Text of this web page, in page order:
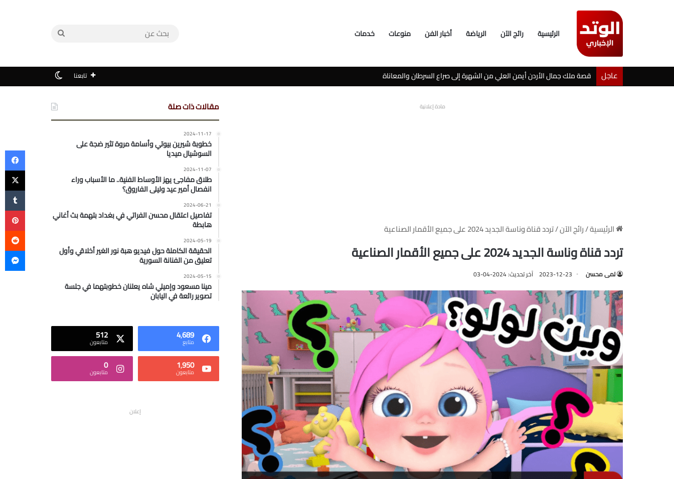
الرئيسية رائج الآن الرياضة أخبار الفن منوعات خدمات
عاجل
خطوبة شيرين بيوتي وأسامة مروة تثير ضجة على السوشيال ميديا تابعنا
مادة إعلانية
الرئيسية/رائج الآن/تردد قناة وناسة الجديد 2024 على جميع الأقمار الصناعية
تردد قناة وناسة الجديد 2024 على جميع الأقمار الصناعية
لمى محسن 2023-12-23 آخر تحديث: 2024-04-03
مقالات ذات صلة
2024-11-17
خطوبة شيرين بيوتي وأسامة مروة تثير ضجة على
السوشيال ميديا
2024-11-07
طلاق مفاجئ يهز الأوساط الفنية.. ما الأسباب وراء
انفصال أمير عيد وليلى الفاروق؟
2024-06-21
تفاصيل اعتقال محسن الفراتي في بغداد بتهمة بث أغاني
هابطة
2024-05-19
الحقيقة الكاملة حول فيديو هبة نور الغير أخلاقي وأول
تعليق من الفنانة السورية
2024-05-15
مينا مسعود وإميلي شاه يعلنان خطوبتهما في جلسة
تصوير رائعة في اليابان
4٬689
متابع 512
متابعون
1٬950
متابعون 0
متابعون
إعلان